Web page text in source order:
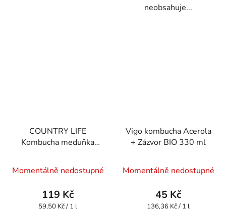
neobsahuje...
COUNTRY LIFE
Kombucha meduňka
Momentálně nedostupné
119 Kč
Měrná
59,50 Kč / 1 l
Vigo kombucha Acerola
+ Zázvor BIO 330 ml
Momentálně nedostupné
45 Kč
Měrná
136,36 Kč / 1 l